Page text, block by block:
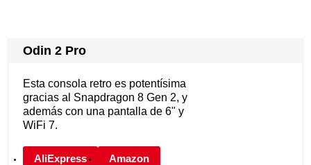
Odin 2 Pro
AliExpress Amazon
Esta consola retro es potentísima
gracias al Snapdragon 8 Gen 2, y
además con una pantalla de 6" y
WiFi 7.